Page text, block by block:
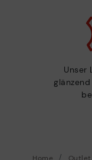
Unser
Home Outlet